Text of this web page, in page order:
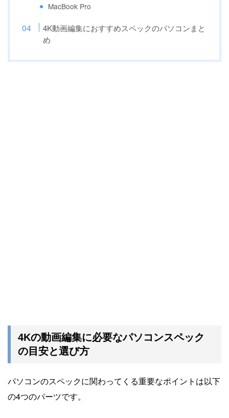
MacBook Pro
4K動画編集におすすめスペックのパソコンまと
め
4Kの動画編集に必要なパソコンスペック
の目安と選び方
パソコンのスペックに関わってくる重要なポイントは以下
の4つのパーツです。